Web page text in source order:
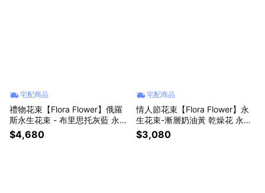
宅配商品
禮物花束【Flora Flower】俄羅
斯永生花束 - 布里思托灰藍 永生
花 生日 情人節 禮物
$4,680
宅配商品
情人節花束【Flora Flower】永
生花束-漸層奶油黃 乾燥花 永生
花 生日 情人節 禮物
$3,080